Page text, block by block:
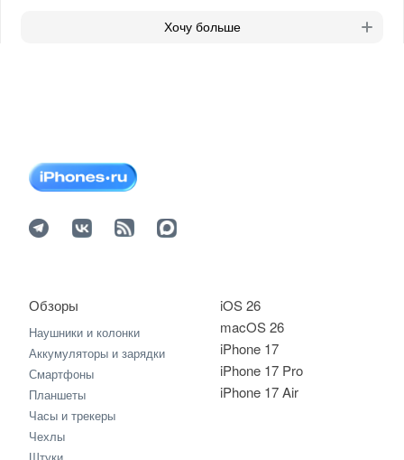
Хочу больше
iOS 26
macOS 26
iPhone 17
iPhone 17 Pro
iPhone 17 Air
Обзоры
Наушники и колонки
Аккумуляторы и зарядки
Смартфоны
Планшеты
Часы и трекеры
Чехлы
Штуки